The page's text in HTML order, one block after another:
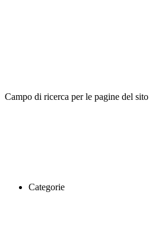
Campo di ricerca per le pagine del sito
Categorie